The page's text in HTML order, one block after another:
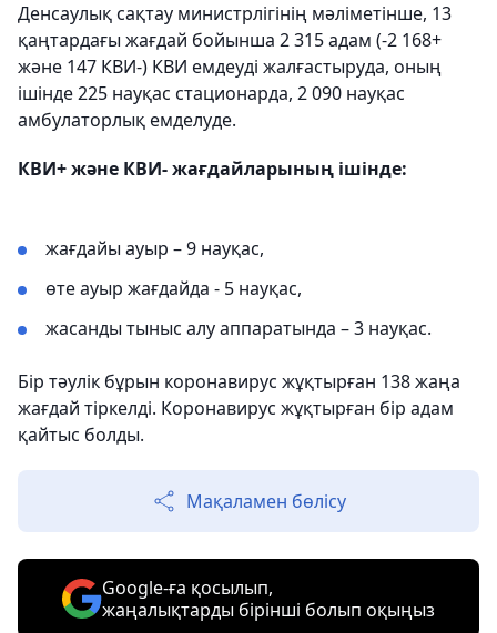
Денсаулық сақтау министрлігінің мәліметінше, 13
қаңтардағы жағдай бойынша 2 315 адам (-2 168+
және 147 КВИ-) КВИ емдеуді жалғастыруда, оның
ішінде 225 науқас стационарда, 2 090 науқас
амбулаторлық емделуде.
КВИ+ және КВИ- жағдайларының ішінде:
жағдайы ауыр – 9 науқас,
өте ауыр жағдайда - 5 науқас,
жасанды тыныс алу аппаратында – 3 науқас.
Бір тәулік бұрын коронавирус жұқтырған 138 жаңа
жағдай тіркелді. Коронавирус жұқтырған бір адам
қайтыс болды.
Мақаламен бөлісу
Google-ға қосылып,
жаңалықтарды бірінші болып оқыңыз